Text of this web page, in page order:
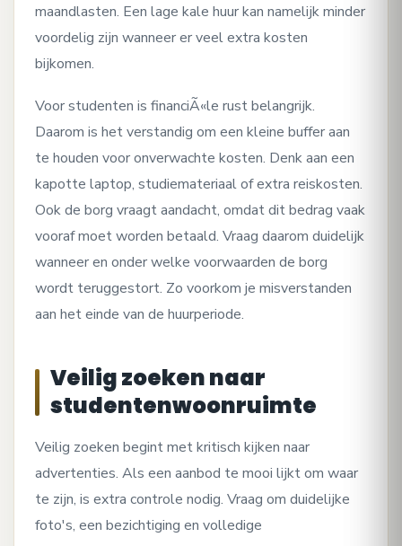
maandlasten. Een lage kale huur kan namelijk minder
voordelig zijn wanneer er veel extra kosten
bijkomen.
Voor studenten is financiÃ«le rust belangrijk.
Daarom is het verstandig om een kleine buffer aan
te houden voor onverwachte kosten. Denk aan een
kapotte laptop, studiemateriaal of extra reiskosten.
Ook de borg vraagt aandacht, omdat dit bedrag vaak
vooraf moet worden betaald. Vraag daarom duidelijk
wanneer en onder welke voorwaarden de borg
wordt teruggestort. Zo voorkom je misverstanden
aan het einde van de huurperiode.
Veilig zoeken naar
studentenwoonruimte
Veilig zoeken begint met kritisch kijken naar
advertenties. Als een aanbod te mooi lijkt om waar
te zijn, is extra controle nodig. Vraag om duidelijke
foto's, een bezichtiging en volledige